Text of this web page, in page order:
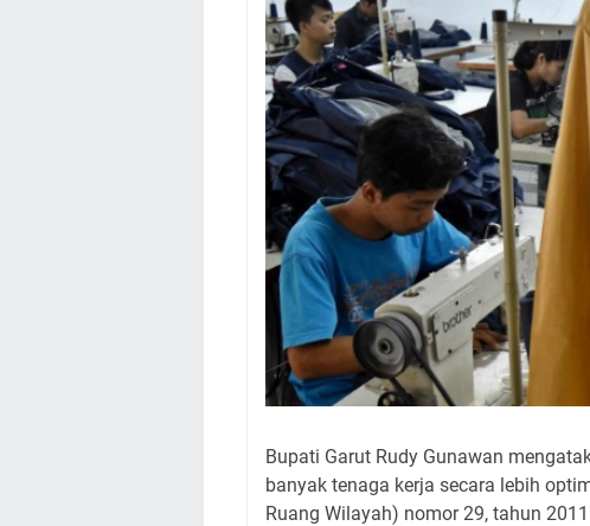
Bupati Garut Rudy Gunawan
banyak tenaga kerja secara lebih
Ruang Wilayah) nomor 29, tahun